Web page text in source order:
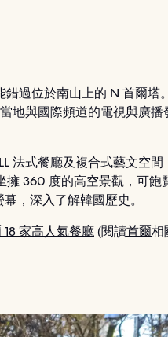
過位於南山上的 N 首爾塔
地與國際頻道的電視與廣播
法式餐廳及複合式藝文空
360 度的高空景觀，可飽
，深入了解韓國歷史。
18 家高人氣餐廳(閱讀首爾相